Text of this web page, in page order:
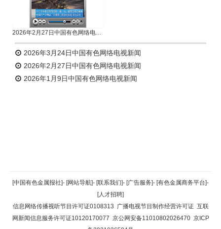
2026年2月27日中国有色网络电视新闻
2026年3月24日中国有色网络电视新闻
2026年2月27日中国有色网络电视新闻
2026年1月9日中国有色网络电视新闻
返回顶部
返回首页
[中国有色金属报社]- [网站导航]- [联系我们]- [广告服务]- [有色金属商务平台]-
[人才招聘]
信息网络传播视听节目许可证0108313 广播电视节目制作经营许可证 互联
网新闻信息服务许可证10120170077 京公网安备11010802026470 京ICP